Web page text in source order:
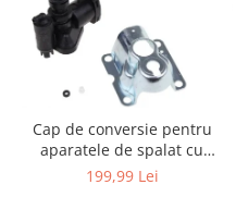
Igiena si ingrijire
Jucarii si Jocuri
Maternitate
Petshop
Accesorii animale de companie
Acvaristica
Castroane si adapatori animale
Cap de conversie pentru
aparatele de spalat cu
presiune KARCHER K
199,99 Lei